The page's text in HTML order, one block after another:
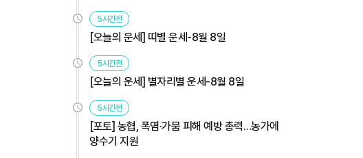
5시간전
[오늘의 운세] 띠별 운세-8월 8일
5시간전
[오늘의 운세] 별자리별 운세-8월 8일
5시간전
[포토] 농협, 폭염·가뭄 피해 예방 총력…농가에
양수기 지원